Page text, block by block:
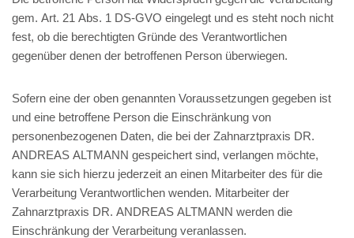
gem. Art. 21 Abs. 1 DS-GVO eingelegt und es steht noch nicht
fest, ob die berechtigten Gründe des Verantwortlichen
gegenüber denen der betroffenen Person überwiegen.
Sofern eine der oben genannten Voraussetzungen gegeben ist
und eine betroffene Person die Einschränkung von
personenbezogenen Daten, die bei der Zahnarztpraxis DR.
ANDREAS ALTMANN gespeichert sind, verlangen möchte,
kann sie sich hierzu jederzeit an einen Mitarbeiter des für die
Verarbeitung Verantwortlichen wenden. Mitarbeiter der
Zahnarztpraxis DR. ANDREAS ALTMANN werden die
Einschränkung der Verarbeitung veranlassen.